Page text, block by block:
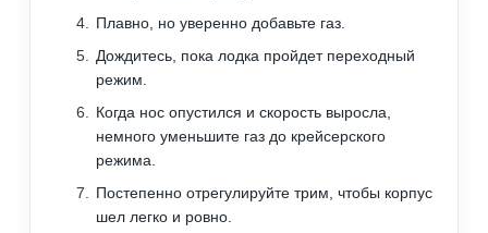
Плавно, но уверенно добавьте газ.
Дождитесь, пока лодка пройдет переходный
режим.
Когда нос опустился и скорость выросла,
немного уменьшите газ до крейсерского
режима.
Постепенно отрегулируйте трим, чтобы корпус
шел легко и ровно.